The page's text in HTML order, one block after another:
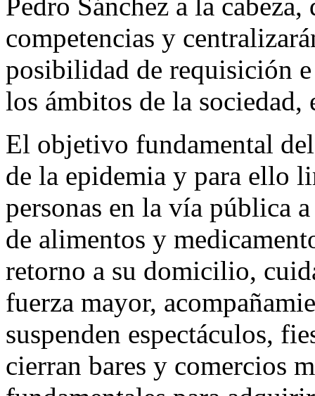
competencias y
posibilidad de requisición
los ámbitos de la sociedad,
El objetivo fundamental
de la epidemia y para ello
personas en la vía pública
de alimentos y
retorno a su domicilio,
fuerza mayor,
suspenden espectáculos,
cierran bares y comercios